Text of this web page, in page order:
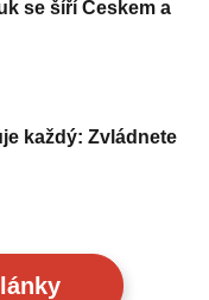
se šíří Českem a
každý: Zvládnete